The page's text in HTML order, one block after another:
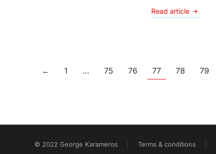
Read article
← 1 … 75 76 77 78 79
© 2022 George Karameros Terms & conditions